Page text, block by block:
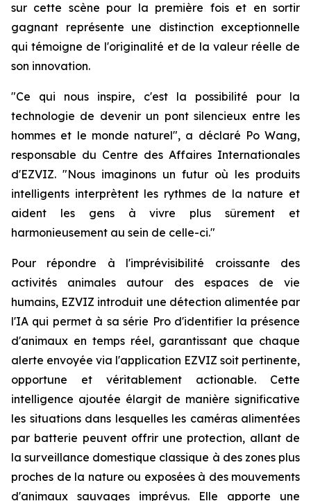
sur cette scène pour la première fois et en sortir
gagnant représente une distinction exceptionnelle
qui témoigne de l'originalité et de la valeur réelle de
son innovation.
"Ce qui nous inspire, c'est la possibilité pour la
technologie de devenir un pont silencieux entre les
hommes et le monde naturel", a déclaré Po Wang,
responsable du Centre des Affaires Internationales
d'EZVIZ. "Nous imaginons un futur où les produits
intelligents interprètent les rythmes de la nature et
aident les gens à vivre plus sûrement et
harmonieusement au sein de celle-ci."
Pour répondre à l'imprévisibilité croissante des
activités animales autour des espaces de vie
humains, EZVIZ introduit une détection alimentée par
l'IA qui permet à sa série Pro d'identifier la présence
d'animaux en temps réel, garantissant que chaque
alerte envoyée via l'application EZVIZ soit pertinente,
opportune et véritablement actionable. Cette
intelligence ajoutée élargit de manière significative
les situations dans lesquelles les caméras alimentées
par batterie peuvent offrir une protection, allant de
la surveillance domestique classique à des zones plus
proches de la nature ou exposées à des mouvements
d'animaux sauvages imprévus. Elle apporte une